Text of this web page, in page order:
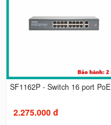
SF1162P - Switch 16 port PoE
2.275.000 đ